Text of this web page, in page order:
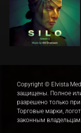
Copyright © Elvista
защищены. Полное
разрешено только
Торговые марки,
законным владельцам.